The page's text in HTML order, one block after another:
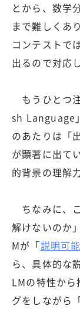
とから、数学
まで難しくあ
コンテストで
出るので対応
もうひとつ
sh Language
のあたりは「
が顕著に出て
的背景の理解
ちなみに、
解けないのか
Mが「説明可能
ら、具体的な
LMの特性か
グをしながら